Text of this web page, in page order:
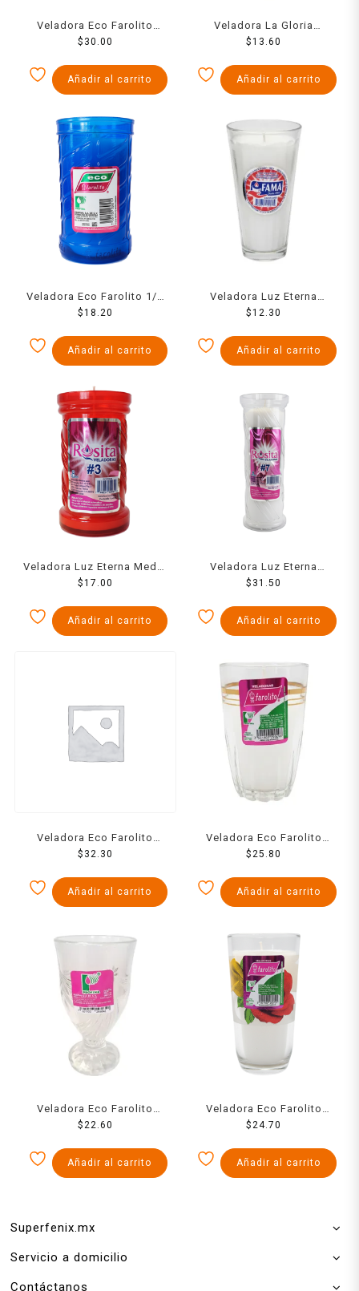
Veladora Eco Farolito
Florero Virgen De
$ 30.00
Añadir al carrito
Veladora La Gloria
Limonero
$13.60
Añadir al carrito
Veladora Eco Farolito 1/2
Semana
$18.20
Añadir al carrito
Veladora Luz Eterna
limonero Fama
$12.30
Añadir al carrito
Veladora Luz Eterna Media
Semana Rosita
$17.00
Añadir al carrito
Veladora Luz Eterna
Ecologica Semanal Rosita
$ 31.50
Añadir al carrito
Veladora Eco Farolito
Semanal Blanca
$ 32.30
Añadir al carrito
Veladora Eco Farolito
Virgo Oro
$25.80
Añadir al carrito
Veladora Eco Farolito
Copa Niza
$22.60
Añadir al carrito
Veladora Eco Farolito
Tauro Rosas
$24.70
Añadir al carrito
Superfenix.mx
Servicio a domicilio
Contáctanos